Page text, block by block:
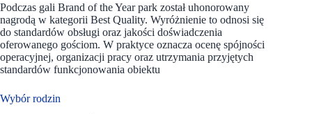
Podczas gali Brand of the Year park został uhonorowany
nagrodą w kategorii Best Quality. Wyróżnienie to odnosi się
do standardów obsługi oraz jakości doświadczenia
oferowanego gościom. W praktyce oznacza ocenę spójności
operacyjnej, organizacji pracy oraz utrzymania przyjętych
standardów funkcjonowania obiektu
Wybór rodzin